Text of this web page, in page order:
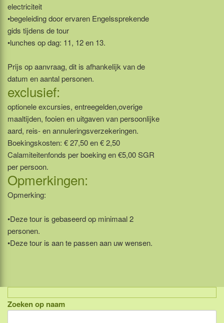
electriciteit
•begeleiding door ervaren Engelssprekende
gids tijdens de tour
•lunches op dag: 11, 12 en 13.
Prijs op aanvraag, dit is afhankelijk van de
datum en aantal personen.
exclusief:
optionele excursies, entreegelden,overige
maaltijden, fooien en uitgaven van persoonlijke
aard, reis- en annuleringsverzekeringen.
Boekingskosten: € 27,50 en € 2,50
Calamiteitenfonds per boeking en €5,00 SGR
per persoon.
Opmerkingen:
Opmerking:
•Deze tour is gebaseerd op minimaal 2
personen.
•Deze tour is aan te passen aan uw wensen.
Indonesië, eilandcombinaties
Zoeken op naam